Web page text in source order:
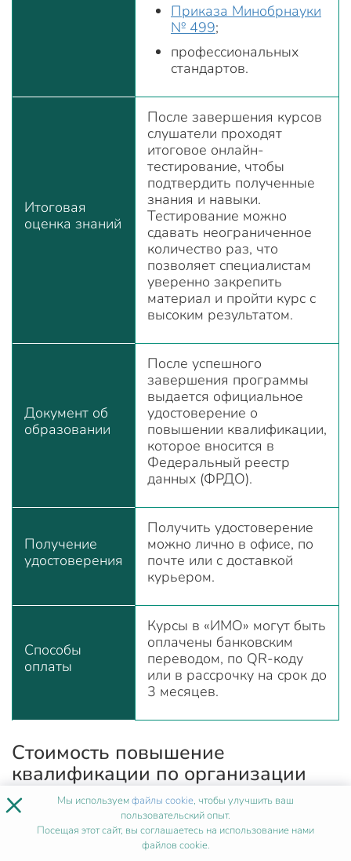
Приказа Минобрнауки
№ 499;
профессиональных
стандартов.
Итоговая
оценка знаний
После завершения курсов
слушатели проходят
итоговое онлайн-
тестирование, чтобы
подтвердить полученные
знания и навыки.
Тестирование можно
сдавать неограниченное
количество раз, что
позволяет специалистам
уверенно закрепить
материал и пройти курс с
высоким результатом.
Документ об
образовании
После успешного
завершения программы
выдается официальное
удостоверение о
повышении квалификации,
которое вносится в
Федеральный реестр
данных (ФРДО).
Получение
удостоверения
Получить удостоверение
можно лично в офисе, по
почте или с доставкой
курьером.
Способы
оплаты
Курсы в «ИМО» могут быть
оплачены банковским
переводом, по QR-коду
или в рассрочку на срок до
3 месяцев.
Стоимость повышение
квалификации по организации
здравоохранения и
общественному здоровью
Онлайн-обучение в «ИМО» окупится уже через
× Мы используемфайлы cookie, чтобы улучшить ваш
пользовательский опыт.
Посещая этот сайт, вы соглашаетесь на использование нами
файлов cookie.